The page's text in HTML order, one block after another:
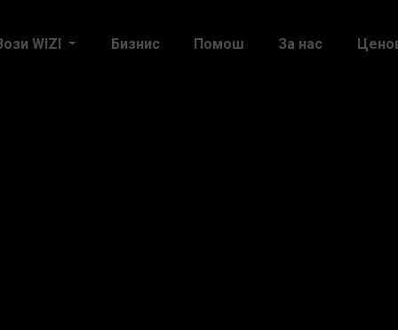
WIZI Бизнис Помош За нас